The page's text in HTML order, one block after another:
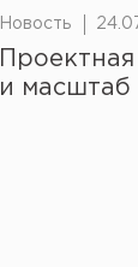
Новость
и масштаб